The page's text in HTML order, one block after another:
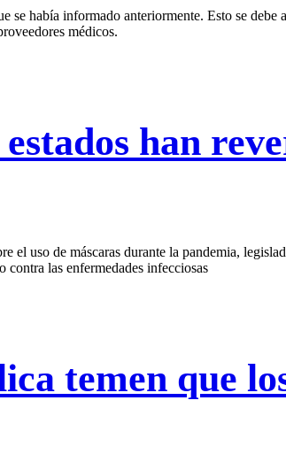
había informado anteriormente. Esto se
médicos.
han
el uso de máscaras durante la pandemia,
contra las enfermedades infecciosas
temen que